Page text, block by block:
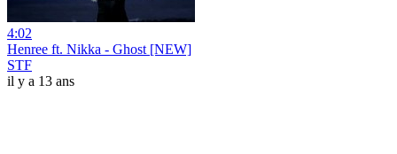
4:02
Henree ft. Nikka - Ghost [NEW]
STF
il y a 13 ans